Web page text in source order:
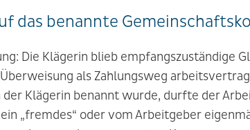
das benannte
Die Klägerin blieb empfangszuständige
als Zahlungsweg
Klägerin benannt wurde, durfte der
„fremdes“ oder vom Arbeitgeber